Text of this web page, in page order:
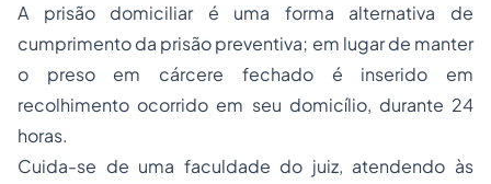
A prisão domiciliar é uma forma alternativa de
cumprimento da prisão preventiva; em lugar de manter
o preso em cárcere fechado é inserido em
recolhimento ocorrido em seu domicílio, durante 24
horas.
Cuida-se de uma faculdade do juiz, atendendo às